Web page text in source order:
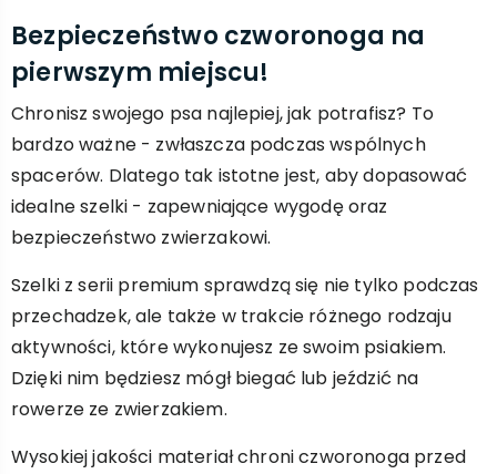
Bezpieczeństwo czworonoga na
pierwszym miejscu!
Chronisz swojego psa najlepiej, jak potrafisz? To
bardzo ważne - zwłaszcza podczas wspólnych
spacerów. Dlatego tak istotne jest, aby dopasować
idealne szelki - zapewniające wygodę oraz
bezpieczeństwo zwierzakowi.
Szelki z serii premium sprawdzą się nie tylko podczas
przechadzek, ale także w trakcie różnego rodzaju
aktywności, które wykonujesz ze swoim psiakiem.
Dzięki nim będziesz mógł biegać lub jeździć na
rowerze ze zwierzakiem.
Wysokiej jakości materiał chroni czworonoga przed